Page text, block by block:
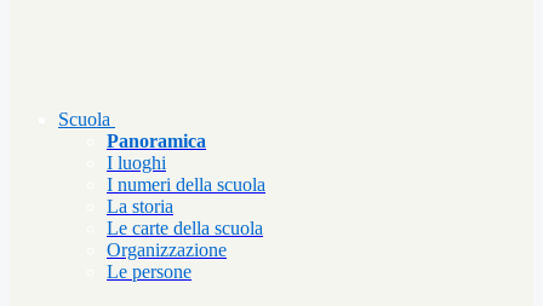
Scuola
Panoramica
I luoghi
I numeri della scuola
La storia
Le carte della scuola
Organizzazione
Le persone